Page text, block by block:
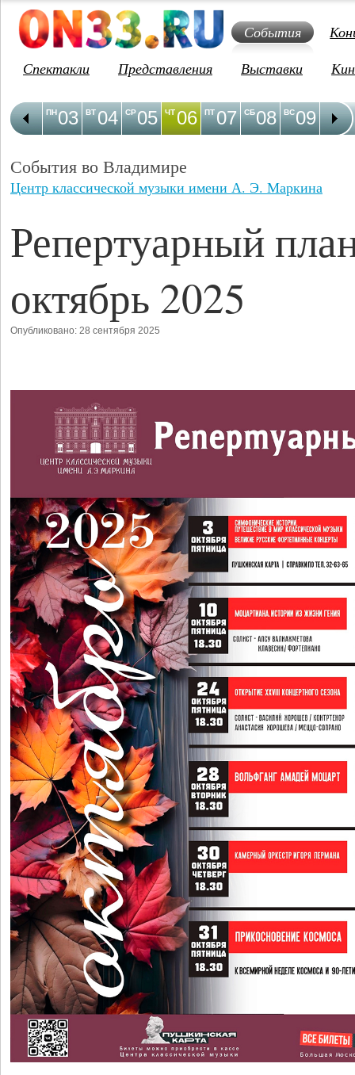
События
Спектакли
Представления Выставки
03
ПН 04
ВТ 05
СР 06
ЧТ 07
ПТ 08
СБ 09
ВС 10
ПН
События во Владимире
Центр классической музыки имени А. Э. Маркина
Репертуарный
октябрь 2025
Опубликовано: 28 сентября 2025